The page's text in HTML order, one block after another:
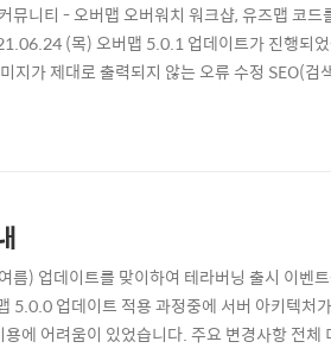
티 - 오버맵 오버워치 워크샵, 유즈맵 코드
(목) 오버맵 5.0.1 업데이트가 진행되
지가 제대로 출력되지 않는 오류 수정 SEO(검
로그/페이스북 등 공유하기 image 누락 수정
) 업데이트를 맞이하여 테라버닝 출시 이벤
5.0.0 업데이트 적용 과정중에 서버 아키텍
에 어려움이 있었습니다. 주요 변경사항 전